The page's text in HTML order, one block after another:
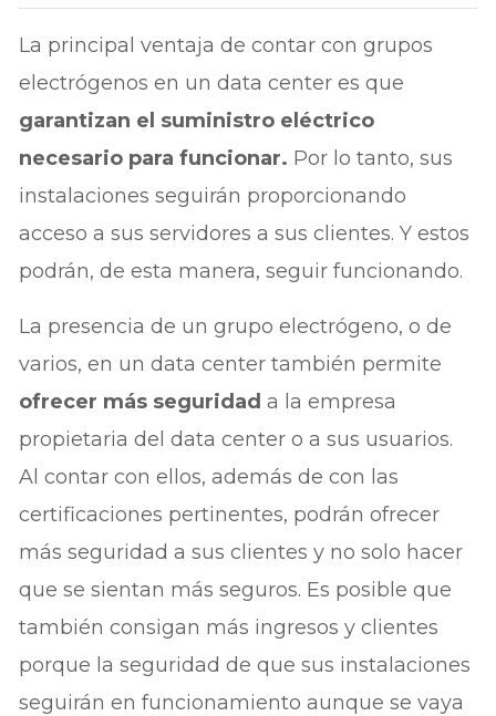
La principal ventaja de contar con grupos
electrógenos en un data center es que
garantizan el suministro eléctrico
necesario para funcionar. Por lo tanto, sus
instalaciones seguirán proporcionando
acceso a sus servidores a sus clientes. Y estos
podrán, de esta manera, seguir funcionando.
La presencia de un grupo electrógeno, o de
varios, en un data center también permite
ofrecer más seguridada la empresa
propietaria del data center o a sus usuarios.
Al contar con ellos, además de con las
certificaciones pertinentes, podrán ofrecer
más seguridad a sus clientes y no solo hacer
que se sientan más seguros. Es posible que
también consigan más ingresos y clientes
porque la seguridad de que sus instalaciones
seguirán en funcionamiento aunque se vaya